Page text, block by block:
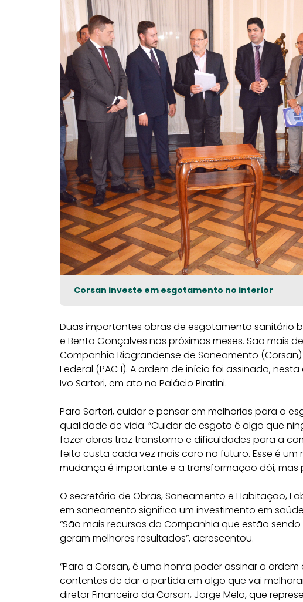
Corsan investe em esgotamento no interior
Duas importantes obras de esgotamento sanitário
e Bento Gonçalves nos próximos meses. São mais
Companhia Riograndense de Saneamento
Federal (PAC 1). A ordem de início foi assinada,
Ivo Sartori, em ato no Palácio Piratini.
Para Sartori, cuidar e pensar em melhorias para o
qualidade de vida. “Cuidar de esgoto é algo que
fazer obras traz transtorno e dificuldades para a
feito custa cada vez mais caro no futuro. Esse é
mudança é importante e a transformação dói, mas
O secretário de Obras, Saneamento e Habitação,
em saneamento significa um investimento em
“São mais recursos da Companhia que estão
geram melhores resultados”, acrescentou.
“Para a Corsan, é uma honra poder assinar a
contentes de dar a partida em algo que vai
diretor Financeiro da Corsan, Jorge Melo, que